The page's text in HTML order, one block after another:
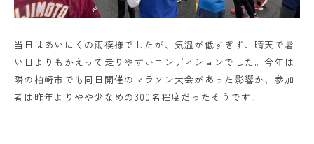
当日はあいにくの雨模様でしたが、気温が低すぎず、晴天で暑
い日よりもかえって走りやすいコンディションでした。今年は
隣の柏崎市でも同日開催のマラソン大会があった影響か、参加
者は昨年よりやや少なめの300名程度だったそうです。